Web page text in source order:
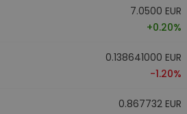
7.0500 EUR
+0.20%
0.138641000 EUR
-1.20%
0.867732 EUR